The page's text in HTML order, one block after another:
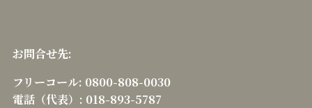
お問合せ先:
フリーコール: 0800-808-0030
電話（代表）: 018-893-5787